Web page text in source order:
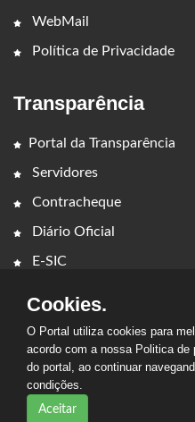
WebMail
Política de Privacidade
Transparência
Portal da Transparência
Servidores
Contracheque
Diário Oficial
E-SIC
Cookies.
O Portal utiliza cookies para
acordo com a nossa Politica de
do portal, ao continuar
condições.
Aceitar
2026 - PREFEITURA
MARANHÃO. Todos os direitos